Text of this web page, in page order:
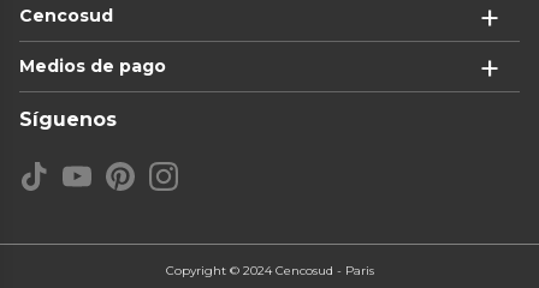
Cencosud
Medios de pago
Síguenos
Copyright © 2024 Cencosud - Paris